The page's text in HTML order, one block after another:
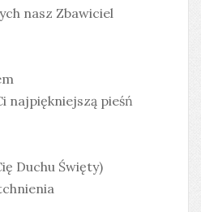
nasz Zbawiciel
najpiękniejszą pieśń
Duchu Święty)